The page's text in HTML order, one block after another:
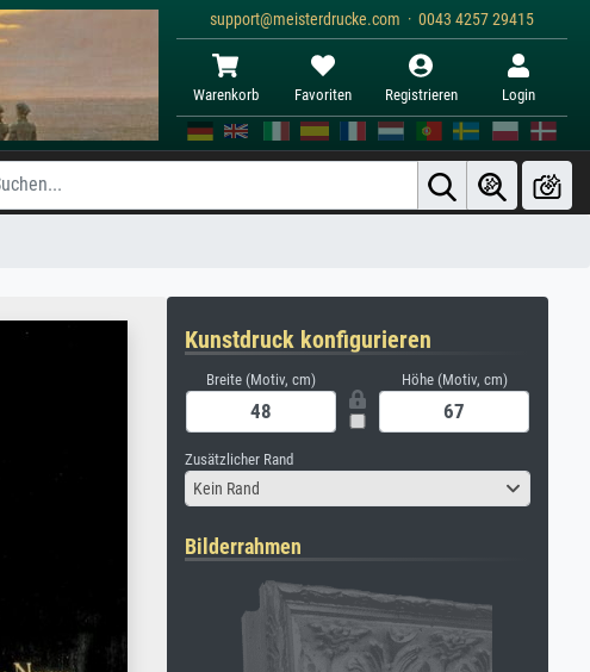
support@meisterdrucke.com · 0043 4257 29415
Warenkorb Favoriten Registrieren Login
Kunstdruck konfigurieren
Breite (Motiv, cm) Höhe (Motiv, cm)
Zusätzlicher Rand
Kein Rand
Bilderrahmen